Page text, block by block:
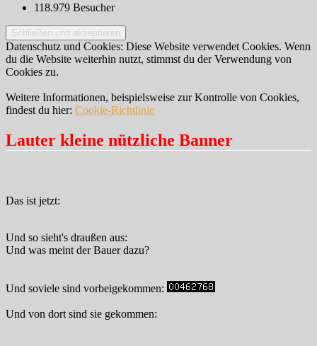
118.979 Besucher
Datenschutz und Cookies: Diese Website verwendet Cookies. Wenn
du die Website weiterhin nutzt, stimmst du der Verwendung von
Cookies zu.
Weitere Informationen, beispielsweise zur Kontrolle von Cookies,
findest du hier: Cookie-Richtlinie
Lauter kleine nützliche Banner
Das ist jetzt:
Und so sieht's draußen aus:
Und was meint der Bauer dazu?
Und soviele sind vorbeigekommen:
Und von dort sind sie gekommen: